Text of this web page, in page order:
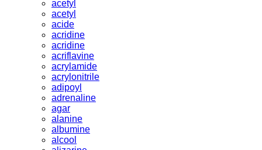
acetyl
acetyl
acide
acridine
acridine
acriflavine
acrylamide
acrylonitrile
adipoyl
adrenaline
agar
alanine
albumine
alcool